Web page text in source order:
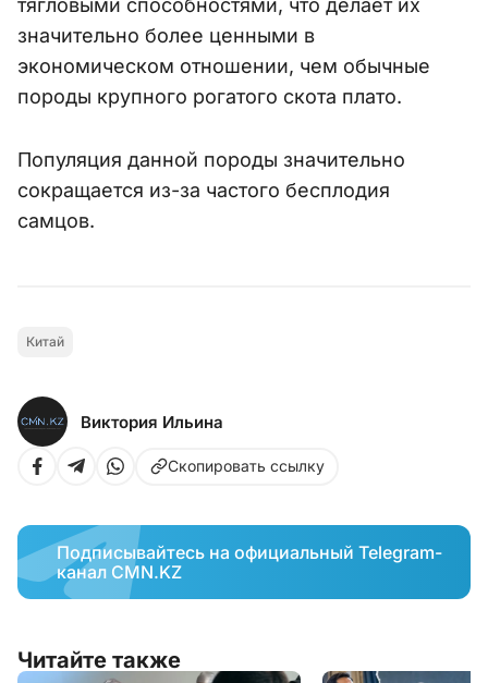
тягловыми способностями, что делает их
значительно более ценными в
экономическом отношении, чем обычные
породы крупного рогатого скота плато.
Популяция данной породы значительно
сокращается из-за частого бесплодия
самцов.
Китай
Виктория Ильина
Скопировать ссылку
Подписывайтесь на официальный Telegram-
канал CMN.KZ
Читайте также